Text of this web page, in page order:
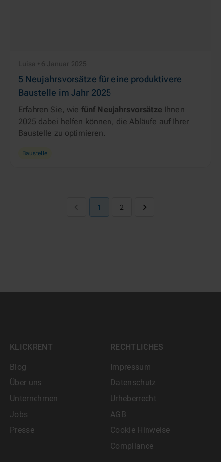
Luisa • 6 Januar 2025
5 Neujahrsvorsätze für eine produktivere
Baustelle im Jahr 2025
Erfahren Sie, wie fünf Neujahrsvorsätze Ihnen
2025 dabei helfen können, die Abläufe auf Ihrer
Baustelle zu optimieren.
Baustelle
1 2
KLICKRENT
Blog
Über uns
Unternehmen
Jobs
Presse
RECHTLICHES
Impressum
Datenschutz
Urheberrecht
AGB
Cookie Hinweise
Compliance